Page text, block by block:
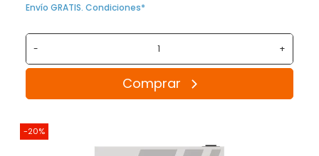
Envío GRATIS. Condiciones*
- +
Comprar
-20%